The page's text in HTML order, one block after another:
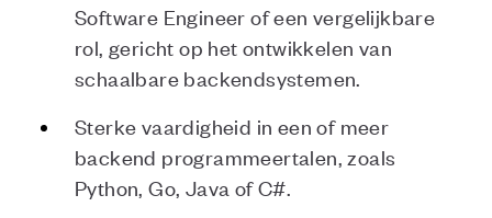
Software Engineer of een vergelijkbare
rol, gericht op het ontwikkelen van
schaalbare backendsystemen.
Sterke vaardigheid in een of meer
backend programmeertalen, zoals
Python, Go, Java of C#.